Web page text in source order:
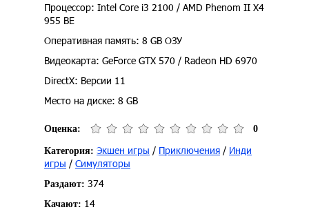
Процессор: Intel Core i3 2100 / AMD Phenom II X4
955 BE
Оперативная память: 8 GB ОЗУ
Видеокарта: GeForce GTX 570 / Radeon HD 6970
DirectX: Версии 11
Место на диске: 8 GB
Оценка: 0
Категория: Экшен игры / Приключения / Инди
игры / Симуляторы
Раздают: 374
Качают: 14